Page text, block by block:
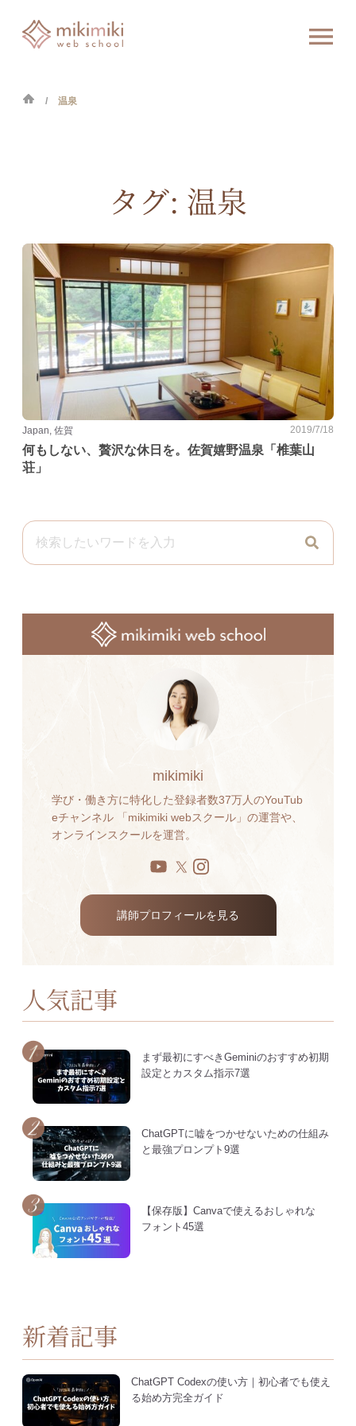
温泉
タグ: 温泉
Japan, 佐賀 2019/7/18
何もしない、贅沢な休日を。佐賀嬉野温泉「椎葉山
荘」
mikimiki
学び・働き方に特化した登録者数37万人のYouTub
eチャンネル 「mikimiki webスクール」の運営や、
オンラインスクールを運営。
講師プロフィールを見る
人気記事
まず最初にすべきGeminiのおすすめ初期
設定とカスタム指示7選
ChatGPTに嘘をつかせないための仕組み
と最強プロンプト9選
【保存版】Canvaで使えるおしゃれな
フォント45選
新着記事
ChatGPT Codexの使い方｜初心者でも使え
る始め方完全ガイド